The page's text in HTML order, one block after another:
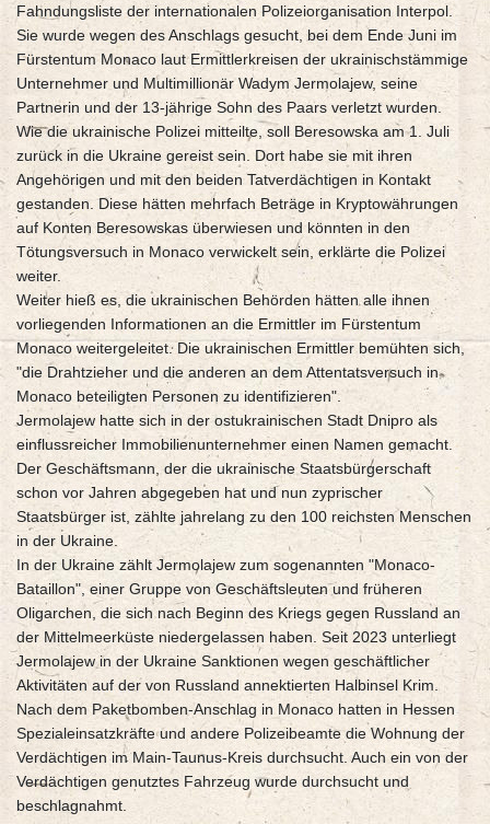
Fahndungsliste der internationalen Polizeiorganisation Interpol.
Sie wurde wegen des Anschlags gesucht, bei dem Ende Juni im
Fürstentum Monaco laut Ermittlerkreisen der ukrainischstämmige
Unternehmer und Multimillionär Wadym Jermolajew, seine
Partnerin und der 13-jährige Sohn des Paars verletzt wurden.
Wie die ukrainische Polizei mitteilte, soll Beresowska am 1. Juli
zurück in die Ukraine gereist sein. Dort habe sie mit ihren
Angehörigen und mit den beiden Tatverdächtigen in Kontakt
gestanden. Diese hätten mehrfach Beträge in Kryptowährungen
auf Konten Beresowskas überwiesen und könnten in den
Tötungsversuch in Monaco verwickelt sein, erklärte die Polizei
weiter.
Weiter hieß es, die ukrainischen Behörden hätten alle ihnen
vorliegenden Informationen an die Ermittler im Fürstentum
Monaco weitergeleitet. Die ukrainischen Ermittler bemühten sich,
"die Drahtzieher und die anderen an dem Attentatsversuch in
Monaco beteiligten Personen zu identifizieren".
Jermolajew hatte sich in der ostukrainischen Stadt Dnipro als
einflussreicher Immobilienunternehmer einen Namen gemacht.
Der Geschäftsmann, der die ukrainische Staatsbürgerschaft
schon vor Jahren abgegeben hat und nun zyprischer
Staatsbürger ist, zählte jahrelang zu den 100 reichsten Menschen
in der Ukraine.
In der Ukraine zählt Jermolajew zum sogenannten "Monaco-
Bataillon", einer Gruppe von Geschäftsleuten und früheren
Oligarchen, die sich nach Beginn des Kriegs gegen Russland an
der Mittelmeerküste niedergelassen haben. Seit 2023 unterliegt
Jermolajew in der Ukraine Sanktionen wegen geschäftlicher
Aktivitäten auf der von Russland annektierten Halbinsel Krim.
Nach dem Paketbomben-Anschlag in Monaco hatten in Hessen
Spezialeinsatzkräfte und andere Polizeibeamte die Wohnung der
Verdächtigen im Main-Taunus-Kreis durchsucht. Auch ein von der
Verdächtigen genutztes Fahrzeug wurde durchsucht und
beschlagnahmt.